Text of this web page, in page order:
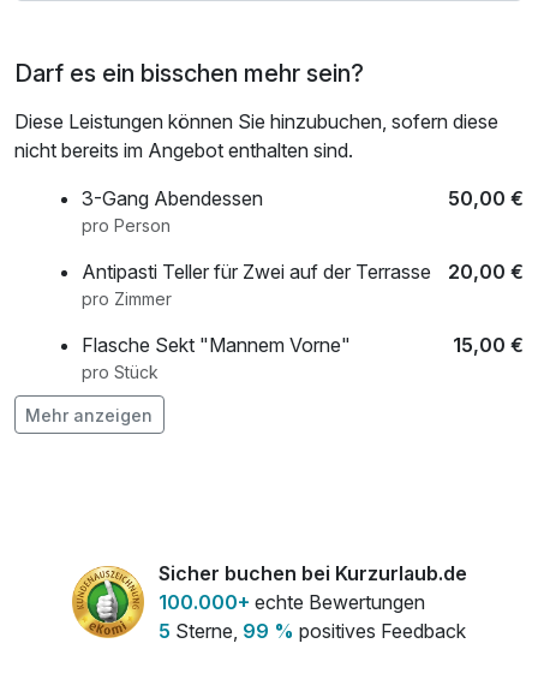
Rhein- und Neckarpromenaden zu Fuß oder mit dem
entspannte Plätze am Wasser machen die Stadt
überraschend naturnah. Der Luisenpark, eine der
schönsten Parkanlagen Deutschlands, bietet zusätzlich
Raum für Erholung und Bewegung.
Kunst- und Kulturinteressierte besuchen das renommierte
Nationaltheater Mannheim, spannende Museen oder
erleben die kreative Atmosphäre im Szeneviertel
Jungbusch. Hier treffen internationale Gastronomie, Bars
und kleine Galerien auf lebendige Musikszene – Mannheim
ist UNESCO City of Music.
*Signature Drink "Sakura"
Sake und Cherry Blossom Tonic dekoriert mit Blüten und
Minzblatt
Darf es ein bisschen mehr sein?
Diese Leistungen können Sie hinzubuchen, sofern diese
nicht bereits im Angebot enthalten sind.
3-Gang Abendessen
50,00 €
pro Person
Antipasti Teller für Zwei auf der Terrasse 20,00 €
pro Zimmer
Flasche Sekt "Mannem Vorne" 15,00 €
pro Stück
Flasche Wein
Obstteller
pro Zimmer
Mehr anzeigen
Sicher buchen bei Kurzurlaub.de
100.000+ echte Bewertungen
5 Sterne, 99 % positives Feedback